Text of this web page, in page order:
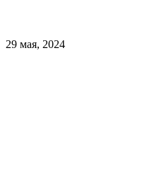
29 мая, 2024